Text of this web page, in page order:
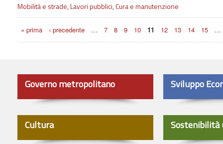
Mobilità e strade,Lavori pubblici,Cura e manutenzione
Pagine
« prima ‹ precedente … 7 8 9 10 11 12 13 14 15 …
Governo metropolitano Sviluppo
Cultura Sostenibilità